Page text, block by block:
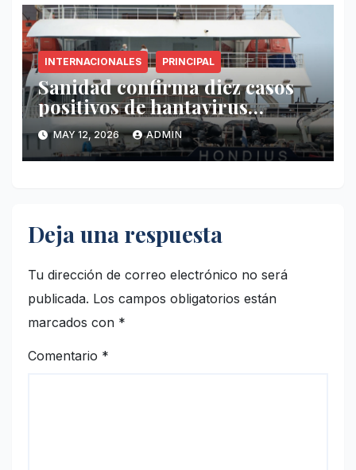
INTERNACIONALES PRINCIPAL
Sanidad confirma diez casos
positivos de hantavirus
vinculados al crucero MV
Hondius
MAY 12, 2026 ADMIN
Deja una respuesta
Tu dirección de correo electrónico no será
publicada. Los campos obligatorios están
marcados con *
Comentario *